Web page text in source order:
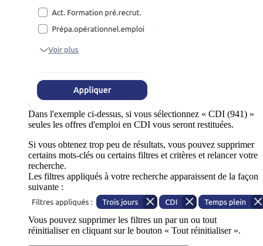
Dans l'exemple ci-dessus, si vous sélectionnez « CDI (941) »
seules les offres d'emploi en CDI vous seront restituées.
Si vous obtenez trop peu de résultats, vous pouvez supprimer
certains mots-clés ou certains filtres et critères et relancer votre
recherche.
Les filtres appliqués à votre recherche apparaissent de la façon
suivante :
Vous pouvez supprimer les filtres un par un ou tout
réinitialiser en cliquant sur le bouton « Tout réinitialiser ».